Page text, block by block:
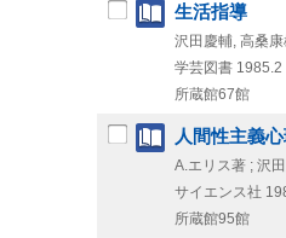
生活指導
沢田慶輔, 高桑
学芸図書 1985.2
所蔵館67館
人間性主義
A.エリス著 ; 沢
サイエンス社
所蔵館95館